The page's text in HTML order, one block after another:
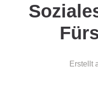
Erstellt